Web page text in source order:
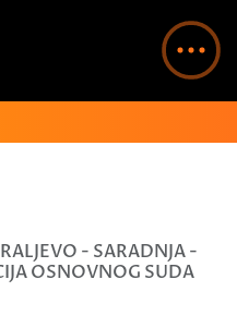
- SARADNJA -
OSNOVNOG SUDA